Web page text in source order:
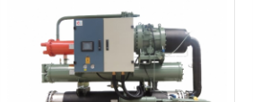
năng lượng lên tới 5.5. Đơn vị có 20 tiêu chuẩn
Thông số kỹ thuật.